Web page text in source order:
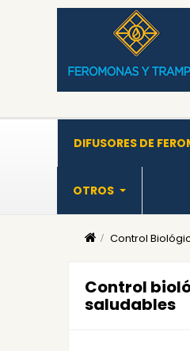
DIFUSORES DE
OTROS
Control
Control
saludables